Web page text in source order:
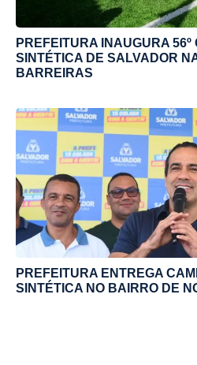
PREFEITURA INAUGURA
SINTÉTICA DE SALVADOR
BARREIRAS
PREFEITURA ENTREGA
SINTÉTICA NO BAIRRO DE